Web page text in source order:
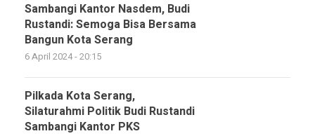
Sambangi Kantor Nasdem, Budi
Rustandi: Semoga Bisa Bersama
Bangun Kota Serang
6 April 2024 - 20:15
Pilkada Kota Serang,
Silaturahmi Politik Budi Rustandi
Sambangi Kantor PKS